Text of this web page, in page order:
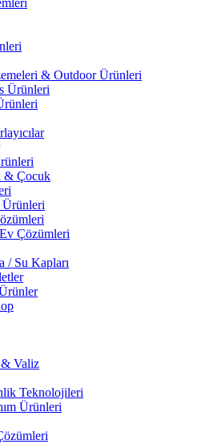
& Outdoor Ürünleri
Ürünleri
& Çocuk
Ürünleri
Çözümleri
/ Su Kapları
Valiz
Teknolojileri
Ürünleri